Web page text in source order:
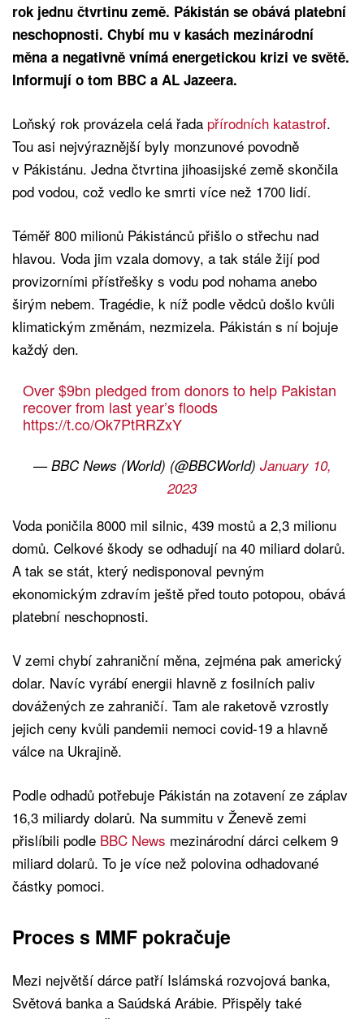
rok jednu čtvrtinu země. Pákistán se obává platební
neschopnosti. Chybí mu v kasách mezinárodní
měna a negativně vnímá energetickou krizi ve světě.
Informují o tom BBC a AL Jazeera.
Loňský rok provázela celá řada přírodních katastrof.
Tou asi nejvýraznější byly monzunové povodně
v Pákistánu. Jedna čtvrtina jihoasijské země skončila
pod vodou, což vedlo ke smrti více než 1700 lidí.
Téměř 800 milionů Pákistánců přišlo o střechu nad
hlavou. Voda jim vzala domovy, a tak stále žijí pod
provizorními přístřešky s vodu pod nohama anebo
širým nebem. Tragédie, k níž podle vědců došlo kvůli
klimatickým změnám, nezmizela. Pákistán s ní bojuje
každý den.
Over $9bn pledged from donors to help Pakistan
recover from last year’s floods
https://t.co/Ok7PtRRZxY
— BBC News (World) (@BBCWorld) January 10,
2023
Voda poničila 8000 mil silnic, 439 mostů a 2,3 milionu
domů. Celkové škody se odhadují na 40 miliard dolarů.
A tak se stát, který nedisponoval pevným
ekonomickým zdravím ještě před touto potopou, obává
platební neschopnosti.
V zemi chybí zahraniční měna, zejména pak americký
dolar. Navíc vyrábí energii hlavně z fosilních paliv
dovážených ze zahraničí. Tam ale raketově vzrostly
jejich ceny kvůli pandemii nemoci covid-19 a hlavně
válce na Ukrajině.
Podle odhadů potřebuje Pákistán na zotavení ze záplav
16,3 miliardy dolarů. Na summitu v Ženevě zemi
přislíbili podle BBC News mezinárodní dárci celkem 9
miliard dolarů. To je více než polovina odhadované
částky pomoci.
Proces s MMF pokračuje
Mezi největší dárce patří Islámská rozvojová banka,
Světová banka a Saúdská Arábie. Přispěly také